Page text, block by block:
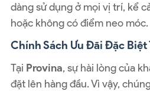
dàng sử dụng ở mọi vị trí, kể
hoặc không có điểm neo móc.
Chính Sách Ưu Đãi Đặc Biệt
Tại Provina, sự hài lòng của
đặt lên hàng đầu. Vì vậy,